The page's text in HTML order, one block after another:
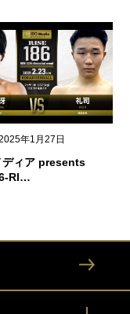
年1月27日
ディア presents
RI…